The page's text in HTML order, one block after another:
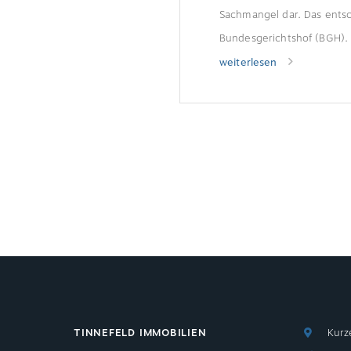
Sachmangel dar. Das
Bundesgerichtshof (BGH).
weiterlesen
TINNEFELD IMMOBILIEN